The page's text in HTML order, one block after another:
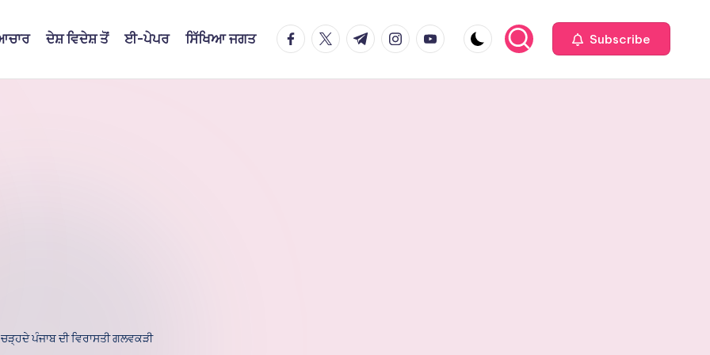
ਦੇਸ਼ ਵਿਦੇਸ਼ ਤੋਂ ਈ-ਪੇਪਰ ਸਿੱਖਿਆ ਜਗਤ facebook.com
twitter.com
t.me instagram.com
youtube.com Subscribe
ਪੰਜਾਬ ਦੀ ਵਿਰਾਸਤੀ ਗਲਵਕੜੀ